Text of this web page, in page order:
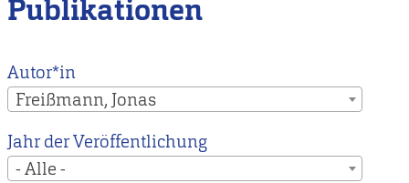
to
our
main
Publikationen
Autor*in
Freißmann, Jonas
Jahr der Veröffentlichung
- Alle -